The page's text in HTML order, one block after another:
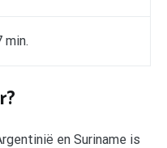
min.
en Suriname is